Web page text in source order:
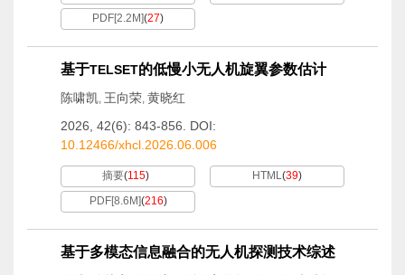
PDF[2.2M](27)
基于TELSET的低慢小无人机旋翼参数估计
陈啸凯, 王向荣, 黄晓红
2026, 42(6): 843-856.
DOI:
10.12466/xhcl.2026.06.006
摘要(115) HTML(39)
PDF[8.6M](216)
基于多模态信息融合的无人机探测技术综述